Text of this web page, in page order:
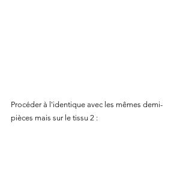
Procéder à l'identique avec les mêmes demi-
pièces mais sur le tissu 2 :